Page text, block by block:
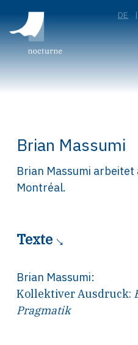
DE
Brian Massumi
Brian Massumi arbeitet
Montréal.
Texte
Brian Massumi:
Kollektiver Ausdruck:
Pragmatik